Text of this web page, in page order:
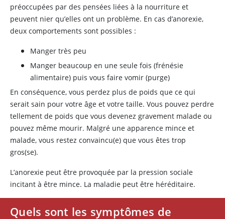
préoccupées par des pensées liées à la nourriture et
peuvent nier qu’elles ont un problème. En cas d’anorexie,
deux comportements sont possibles :
Manger très peu
Manger beaucoup en une seule fois (frénésie
alimentaire) puis vous faire vomir (purge)
En conséquence, vous perdez plus de poids que ce qui
serait sain pour votre âge et votre taille. Vous pouvez perdre
tellement de poids que vous devenez gravement malade ou
pouvez même mourir. Malgré une apparence mince et
malade, vous restez convaincu(e) que vous êtes trop
gros(se).
L’anorexie peut être provoquée par la pression sociale
incitant à être mince. La maladie peut être héréditaire.
Quels sont les symptômes de